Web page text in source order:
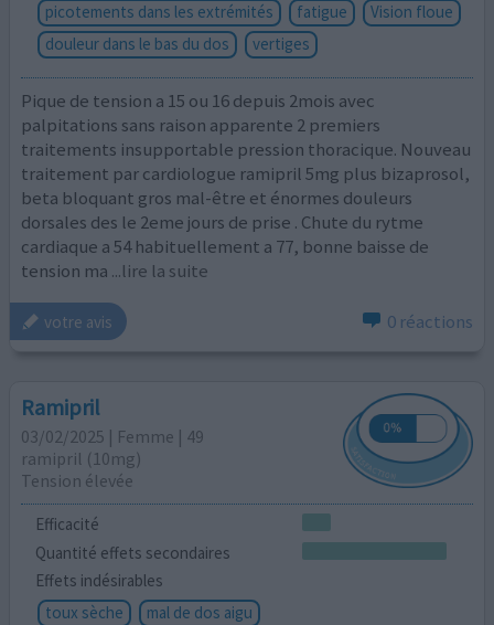
picotements dans les extrémités
fatigue
Vision floue
douleur dans le bas du dos
vertiges
Pique de tension a 15 ou 16 depuis 2mois avec
palpitations sans raison apparente 2 premiers
traitements insupportable pression thoracique. Nouveau
traitement par cardiologue ramipril 5mg plus bizaprosol,
beta bloquant gros mal-être et énormes douleurs
dorsales des le 2eme jours de prise . Chute du rytme
cardiaque a 54 habituellement a 77, bonne baisse de
tension ma ...lire la suite
votre avis 0 réactions
Ramipril
03/02/2025 | Femme | 49
ramipril (10mg)
Tension élevée
Efficacité
Quantité effets secondaires
Effets indésirables
toux sèche
mal de dos aigu